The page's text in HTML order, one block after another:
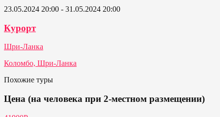
23.05.2024 20:00 - 31.05.2024 20:00
Курорт
Шри-Ланка
Коломбо, Шри-Ланка
Похожие туры
Цена (на человека при 2-местном размещении)